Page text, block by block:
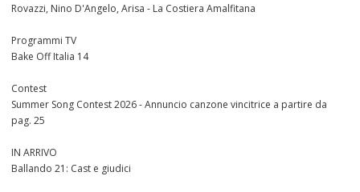
Rovazzi, Nino D'Angelo, Arisa - La Costiera Amalfitana
Programmi TV
Bake Off Italia 14
Contest
Summer Song Contest 2026 - Annuncio canzone vincitrice a partire da
pag. 25
IN ARRIVO
Ballando 21: Cast e giudici